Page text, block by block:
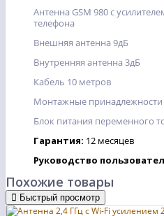
Антенна GSM 980 с
телефона
Внешняя антенна 9дБ
Внутренняя антенна 3дБ
Кабель 10 метров
Монтажные принадлежности
Блок питания переменного
Гарантия: 12 месяцев
Руководство
Похожие товары
Быстрый просмотр